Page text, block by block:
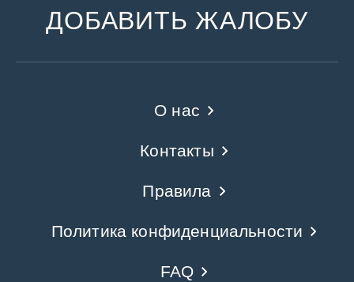
ДОБАВИТЬ ЖАЛОБУ
О нас
Контакты
Правила
Политика конфиденциальности
FAQ